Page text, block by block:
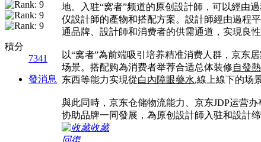
積分
7341
發消息
地。入驻“窝者”频道的原创設計師，可以經由
仪設計師的產物和搭配方案。設計師經由過程
通品牌、設計師和消费者的供需通道，实現良
以“窝者”為前端吸引培养精准消费人群，京东
场景。搭配购為消费者举荐合适总体装修自發
东西等能力实現從白內障眼藥水,線上線下的场
與此同時，京东仓储物流能力、京东JDP运营
协助品牌一同發展，為原创設計師入驻和設計
收藏
回復